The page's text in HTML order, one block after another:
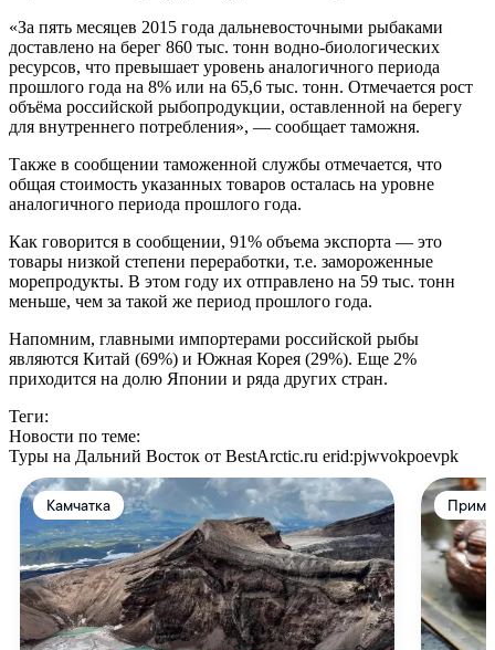
«За пять месяцев 2015 года дальневосточными рыбаками
доставлено на берег 860 тыс. тонн водно-биологических
ресурсов, что превышает уровень аналогичного периода
прошлого года на 8% или на 65,6 тыс. тонн. Отмечается рост
объёма российской рыбопродукции, оставленной на берегу
для внутреннего потребления», — сообщает таможня.
Также в сообщении таможенной службы отмечается, что
общая стоимость указанных товаров осталась на уровне
аналогичного периода прошлого года.
Как говорится в сообщении, 91% объема экспорта — это
товары низкой степени переработки, т.е. замороженные
морепродукты. В этом году их отправлено на 59 тыс. тонн
меньше, чем за такой же период прошлого года.
Напомним, главными импортерами российской рыбы
являются Китай (69%) и Южная Корея (29%). Еще 2%
приходится на долю Японии и ряда других стран.
Теги:
Новости по теме:
Туры на Дальний Восток от BestArctic.ru erid:pjwvokpoevpk